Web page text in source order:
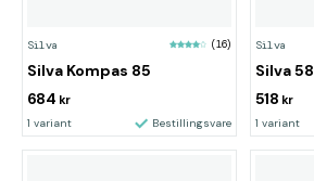
Silva (16)
Silva Kompas 85
684 kr
1 variant Bestillingsvare
Silva
Silva
518 kr
1 variant